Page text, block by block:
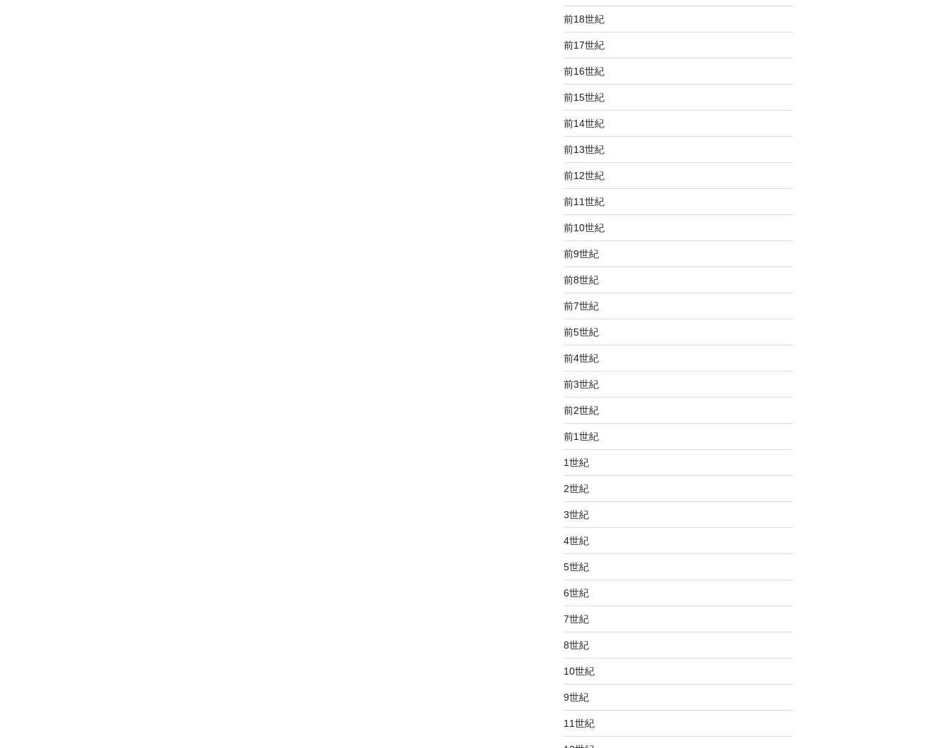
前18世紀
前17世紀
前16世紀
前15世紀
前14世紀
前13世紀
前12世紀
前11世紀
前10世紀
前9世紀
前8世紀
前7世紀
前5世紀
前4世紀
前3世紀
前2世紀
前1世紀
1世紀
2世紀
3世紀
4世紀
5世紀
6世紀
7世紀
8世紀
10世紀
9世紀
11世紀